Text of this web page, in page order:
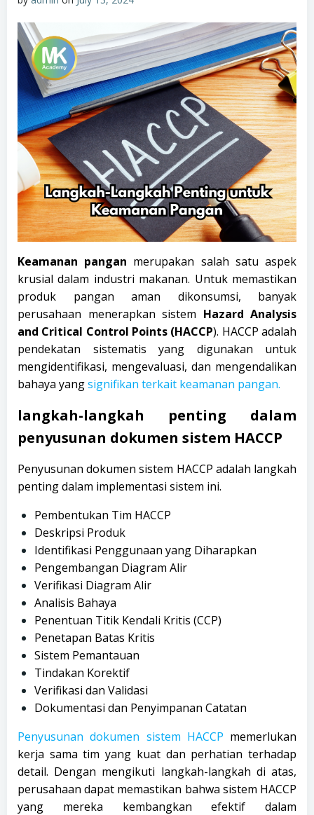
Keamanan pangan merupakan salah satu aspek
krusial dalam industri makanan. Untuk memastikan
produk pangan aman dikonsumsi, banyak
perusahaan menerapkan sistem Hazard Analysis
and Critical Control Points (HACCP). HACCP adalah
pendekatan sistematis yang digunakan untuk
mengidentifikasi, mengevaluasi, dan mengendalikan
bahaya yangsignifikan terkait keamanan pangan.
langkah-langkah penting dalam
penyusunan dokumen sistem HACCP
Penyusunan dokumen sistem HACCP adalah langkah
penting dalam implementasi sistem ini.
Pembentukan Tim HACCP
Deskripsi Produk
Identifikasi Penggunaan yang Diharapkan
Pengembangan Diagram Alir
Verifikasi Diagram Alir
Analisis Bahaya
Penentuan Titik Kendali Kritis (CCP)
Penetapan Batas Kritis
Sistem Pemantauan
Tindakan Korektif
Verifikasi dan Validasi
Dokumentasi dan Penyimpanan Catatan
Penyusunan dokumen sistem HACCP memerlukan
kerja sama tim yang kuat dan perhatian terhadap
detail. Dengan mengikuti langkah-langkah di atas,
perusahaan dapat memastikan bahwa sistem HACCP
yang mereka kembangkan efektif dalam